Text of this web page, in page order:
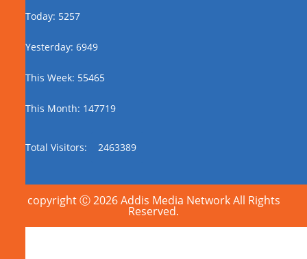
Today: 5257
Yesterday: 6949
This Week: 55465
This Month: 147719
Total Visitors: 2463389
copyright Ⓒ 2026 Addis Media Network All Rights
Reserved.